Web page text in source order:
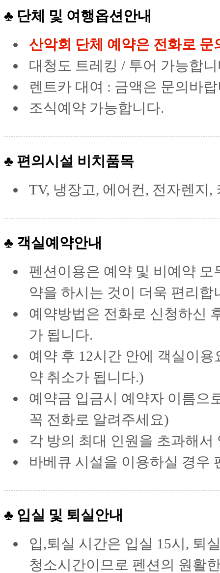
♣ 단체 및 여행옵션안내
산악회 단체 예약은 전화로 문
대청도 트레킹 / 투어 가능합
렌트카 대여 : 금액은 문의바
조식예약 가능합니다.
♣ 편의시설 비치품목
TV, 냉장고, 에어컨, 전자렌지,
♣ 객실예약안내
펜션이용은 예약 및 비예약
약을 하시는 것이 더욱 편리합
예약방법은 전화로 신청하신
가 됩니다.
예약 후 12시간 안에 객실이
약 취소가 됩니다.)
예약금 입금시 예약자 이름으
꼭 전화로 알려주세요)
각 방의 최대 인원을 초과해서
바베큐 시설을 이용하실 경우
♣ 입실 및 퇴실안내
입,퇴실 시간은 입실 15시, 퇴
청소시간이므로 펜션의 원활